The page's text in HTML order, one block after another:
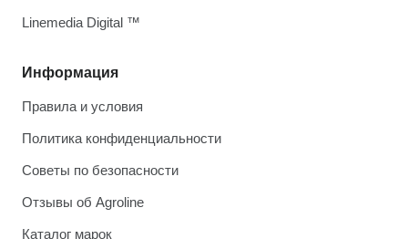
Информация
Правила и условия
Политика конфиденциальности
Советы по безопасности
Отзывы об Agroline
Каталог марок
Linemedia Digital ™